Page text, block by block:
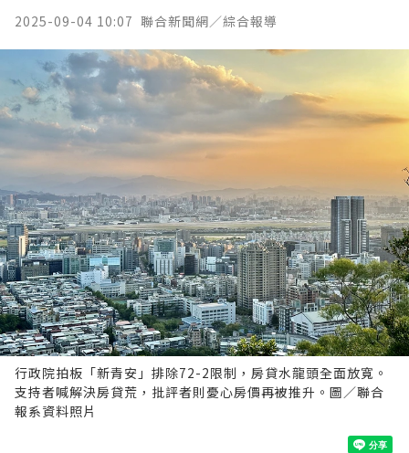
2025-09-04 10:07 聯合新聞網／綜合報導
行政院拍板「新青安」排除72-2限制，房貸水龍頭全面放寬。
支持者喊解決房貸荒，批評者則憂心房價再被推升。圖／聯合
報系資料照片